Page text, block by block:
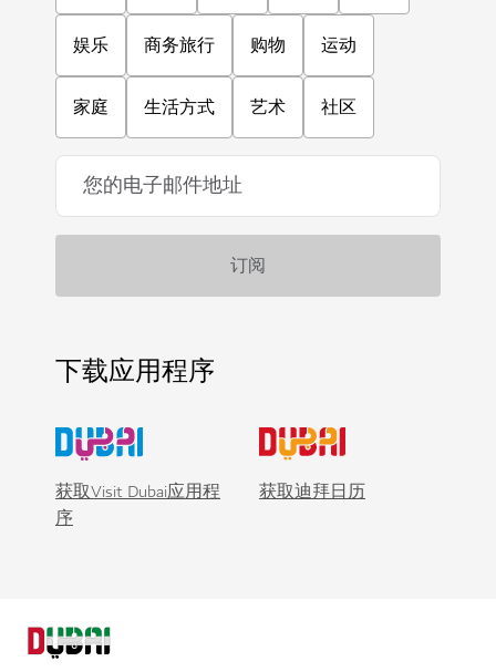
娱乐 商务旅行 购物 运动
家庭 生活方式 艺术 社区
下载应用程序
获取Visit Dubai应用程
序
获取迪拜日历